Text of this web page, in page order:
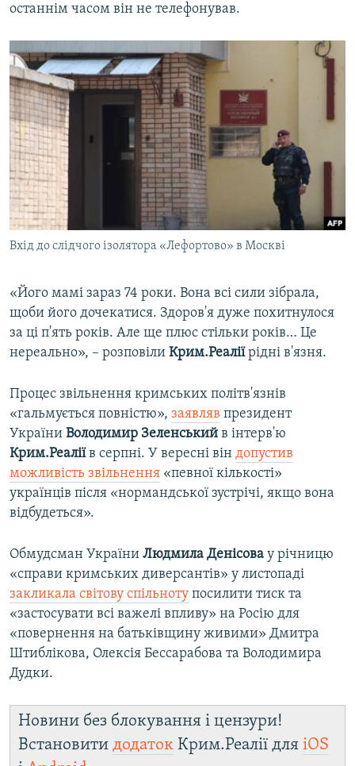
останнім часом він не телефонував.
Вхід до слідчого ізолятора «Лефортово» в Москві
«Його мамі зараз 74 роки. Вона всі сили зібрала,
щоби його дочекатися. Здоров'я дуже похитнулося
за ці п'ять років. Але ще плюс стільки років… Це
нереально», – розповіли Крим.Реаліїрідні в'язня.
Процес звільнення кримських політв'язнів
«гальмується повністю», заявляв президент
України Володимир Зеленський в інтерв'ю
Крим.Реаліїв серпні. У вересні він допустив
можливість звільнення «певної кількості»
українців після «нормандської зустрічі, якщо вона
відбудеться».
Обмудсман України Людмила Денісова у річницю
«справи кримських диверсантів» у листопаді
закликала світову спільноту посилити тиск та
«застосувати всі важелі впливу» на Росію для
«повернення на батьківщину живими» Дмитра
Штиблікова, Олексія Бессарабова та Володимира
Дудки.
Новини без блокування і цензури!
Встановити додаток Крим.Реалії для iOS